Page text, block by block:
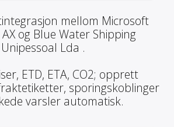
mellom Microsoft
og Blue Water Shipping
Unipessoal Lda .
ETD, ETA, CO2; opprett
sporingskoblinger
varsler automatisk.